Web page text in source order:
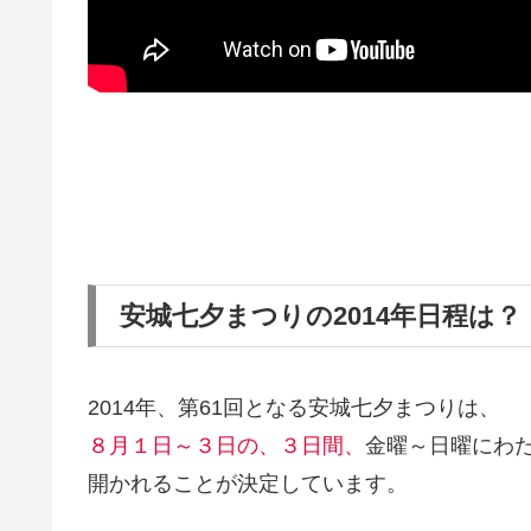
安城七夕まつりの2014年日程は？
2014年、第61回となる安城七夕まつりは、
８月１日～３日の、３日間、 金曜～日曜にわ
開かれることが決定しています。